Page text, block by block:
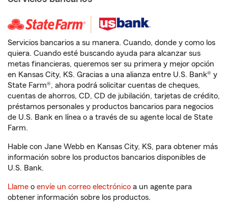
Servicios bancarios a su manera. Cuando, donde y como los
quiera. Cuando esté buscando ayuda para alcanzar sus
metas financieras, queremos ser su primera y mejor opción
en Kansas City, KS. Gracias a una alianza entre U.S. Bank® y
State Farm®, ahora podrá solicitar cuentas de cheques,
cuentas de ahorros, CD, CD de jubilación, tarjetas de crédito,
préstamos personales y productos bancarios para negocios
de U.S. Bank en línea o a través de su agente local de State
Farm.
Hable con Jane Webb en Kansas City, KS, para obtener más
información sobre los productos bancarios disponibles de
U.S. Bank.
Llame o envíe un correo electrónico a un agente para
obtener información sobre los productos.